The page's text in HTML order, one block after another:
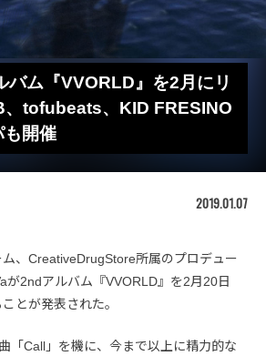
バム『VVORLD』を2月にリ
tofubeats、KID FRESINO
も開催
2019.01.07
、CreativeDrugStore所属のプロデュー
が2ndアルバム『VVORLD』を2月20日
とが発表された。
「Call」を機に、今まで以上に精力的な